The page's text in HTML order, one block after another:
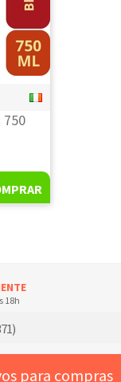
750
18h
para compras